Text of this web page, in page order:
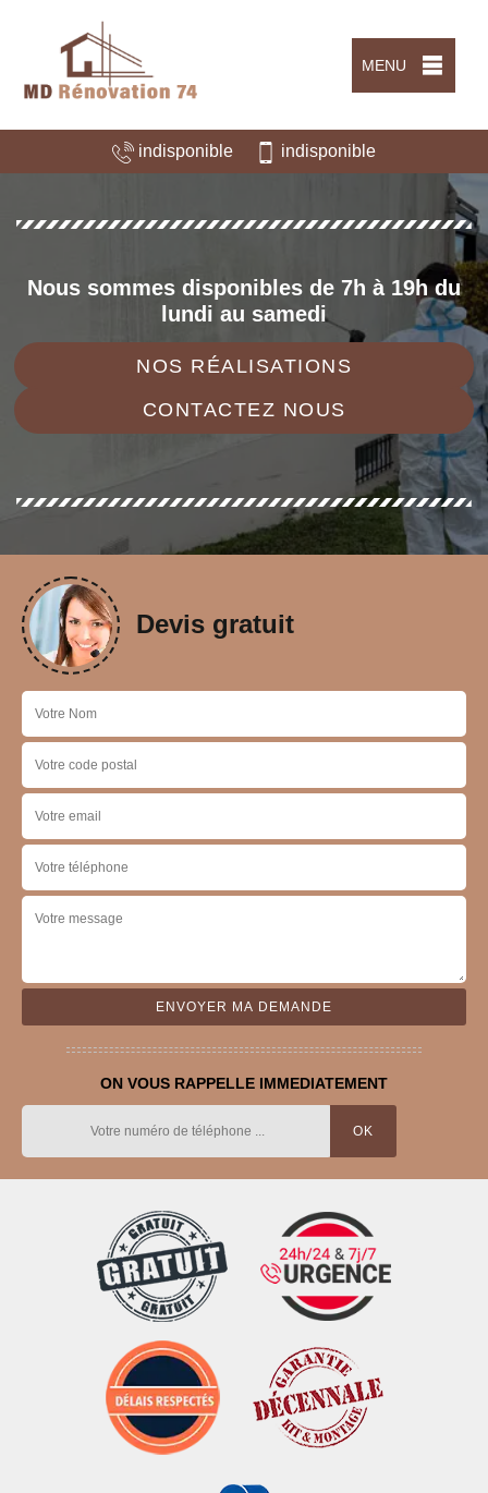
MENU
indisponible indisponible
Nous sommes disponibles de 7h à 19h du
lundi au samedi
NOS RÉALISATIONS
CONTACTEZ NOUS
Devis gratuit
ON VOUS RAPPELLE IMMEDIATEMENT